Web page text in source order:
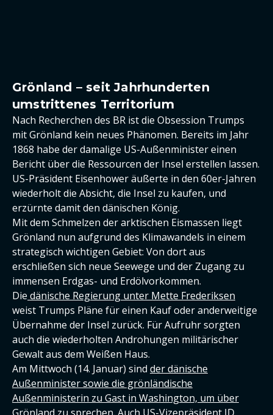
Grönland – seit Jahrhunderten
umstrittenes Territorium
Nach Recherchen des BR ist die Obsession Trumps
mit Grönland kein neues Phänomen. Bereits im Jahr
1868 habe der damalige US-Außenminister einen
Bericht über die Ressourcen der Insel erstellen lassen.
US-Präsident Eisenhower äußerte in den 60er-Jahren
wiederholt die Absicht, die Insel zu kaufen, und
erzürnte damit den dänischen König.
Mit dem Schmelzen der arktischen Eismassen liegt
Grönland nun aufgrund des Klimawandels in einem
strategisch wichtigen Gebiet: Von dort aus
erschließen sich neue Seewege und der Zugang zu
immensen Erdgas- und Erdölvorkommen.
Die dänische Regierung unter Mette Frederiksen
weist Trumps Pläne für einen Kauf oder anderweitige
Übernahme der Insel zurück. Für Aufruhr sorgten
auch die wiederholten Androhungen militärischer
Gewalt aus dem Weißen Haus.
Am Mittwoch (14. Januar) sind der dänische
Außenminister sowie die grönländische
Außenministerin zu Gast in Washington, um über